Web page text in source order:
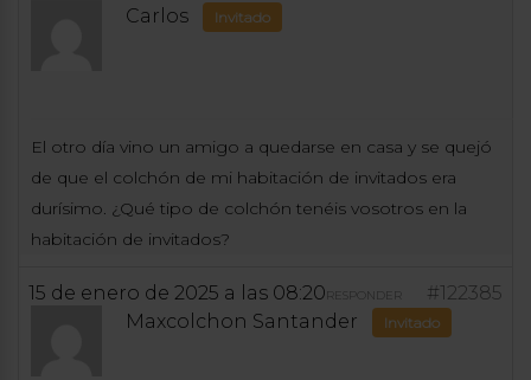
Carlos Invitado
El otro día vino un amigo a quedarse en casa y se quejó
de que el colchón de mi habitación de invitados era
durísimo. ¿Qué tipo de colchón tenéis vosotros en la
habitación de invitados?
15 de enero de 2025 a las 08:20 #122385
RESPONDER
Maxcolchon Santander Invitado